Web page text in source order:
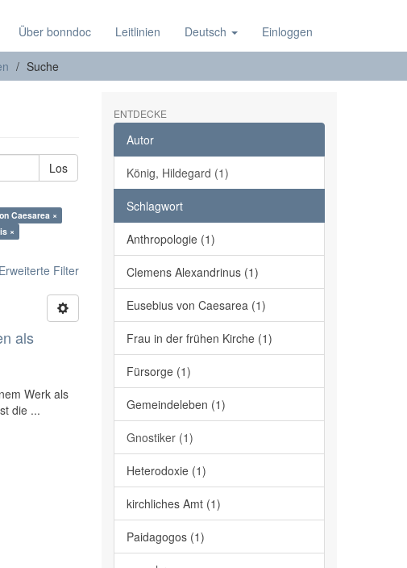
Über bonndoc Leitlinien Deutsch Einloggen
Suche
Los
Caesarea ×
×
Erweiterte Filter
als
Werk als
die ...
ENTDECKE
Autor
König, Hildegard (1)
Schlagwort
Anthropologie (1)
Clemens Alexandrinus (1)
Eusebius von Caesarea (1)
Frau in der frühen Kirche (1)
Fürsorge (1)
Gemeindeleben (1)
Gnostiker (1)
Heterodoxie (1)
kirchliches Amt (1)
Paidagogos (1)